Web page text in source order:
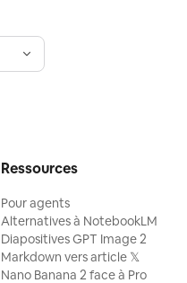
Ressources
Pour agents
Alternatives à NotebookLM
Diapositives GPT Image 2
Markdown vers article 𝕏
Nano Banana 2 face à Pro